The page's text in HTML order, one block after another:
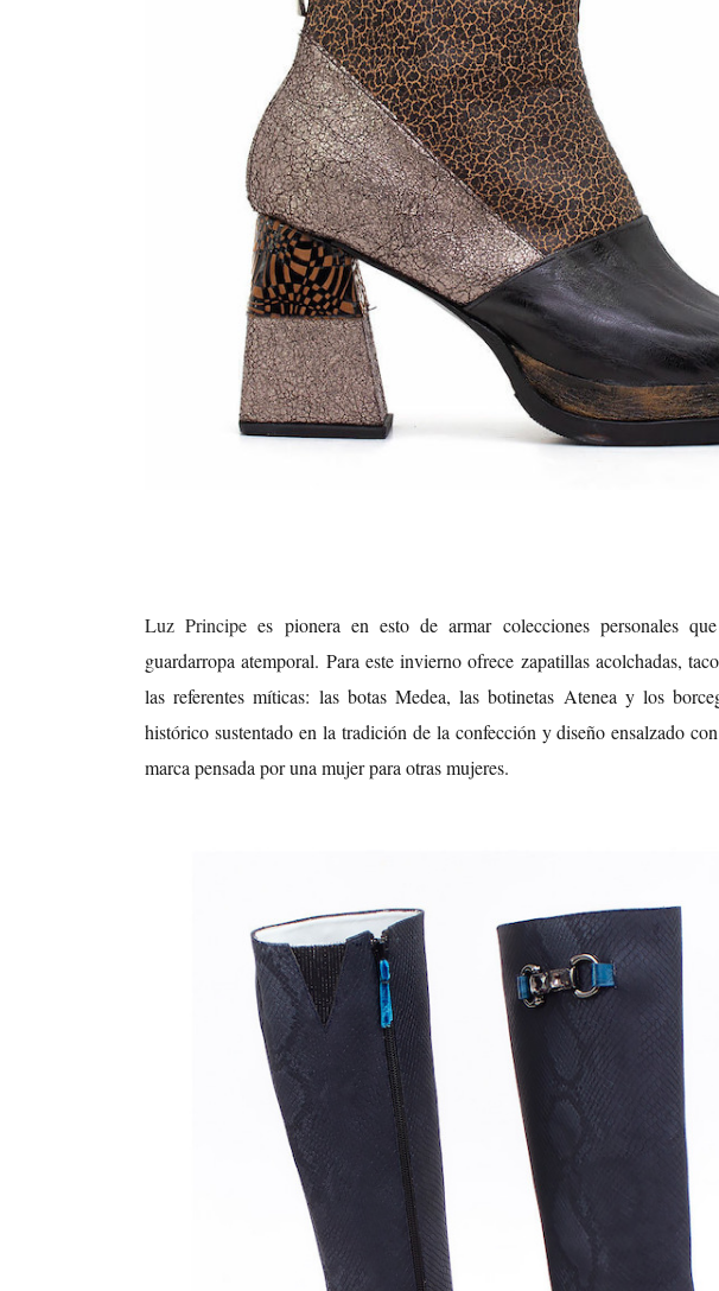
Luz Principe es pionera en esto de armar colecciones personales
guardarropa atemporal. Para este invierno ofrece zapatillas acolchadas,
las referentes míticas: las botas Medea, las botinetas Atenea y los
histórico sustentado en la tradición de la confección y diseño ensalzado
marca pensada por una mujer para otras mujeres.